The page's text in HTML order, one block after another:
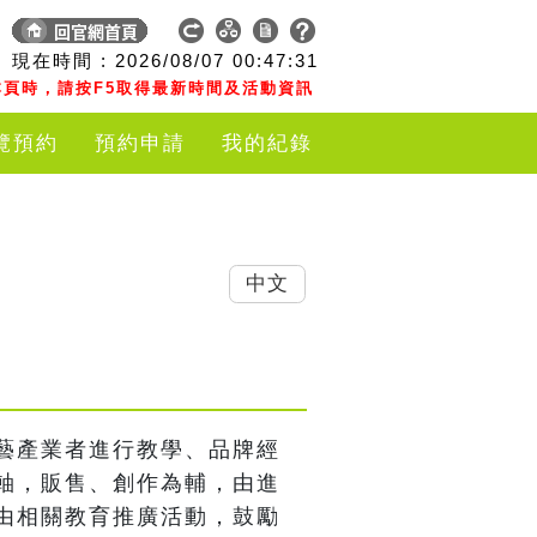
現在時間 : 2026/08/07 00:47:32
時，請按F5取得最新時間及活動資訊
預約 預約申請 我的紀錄
產業者進行教學、品牌經
，販售、創作為輔，由進
相關教育推廣活動，鼓勵